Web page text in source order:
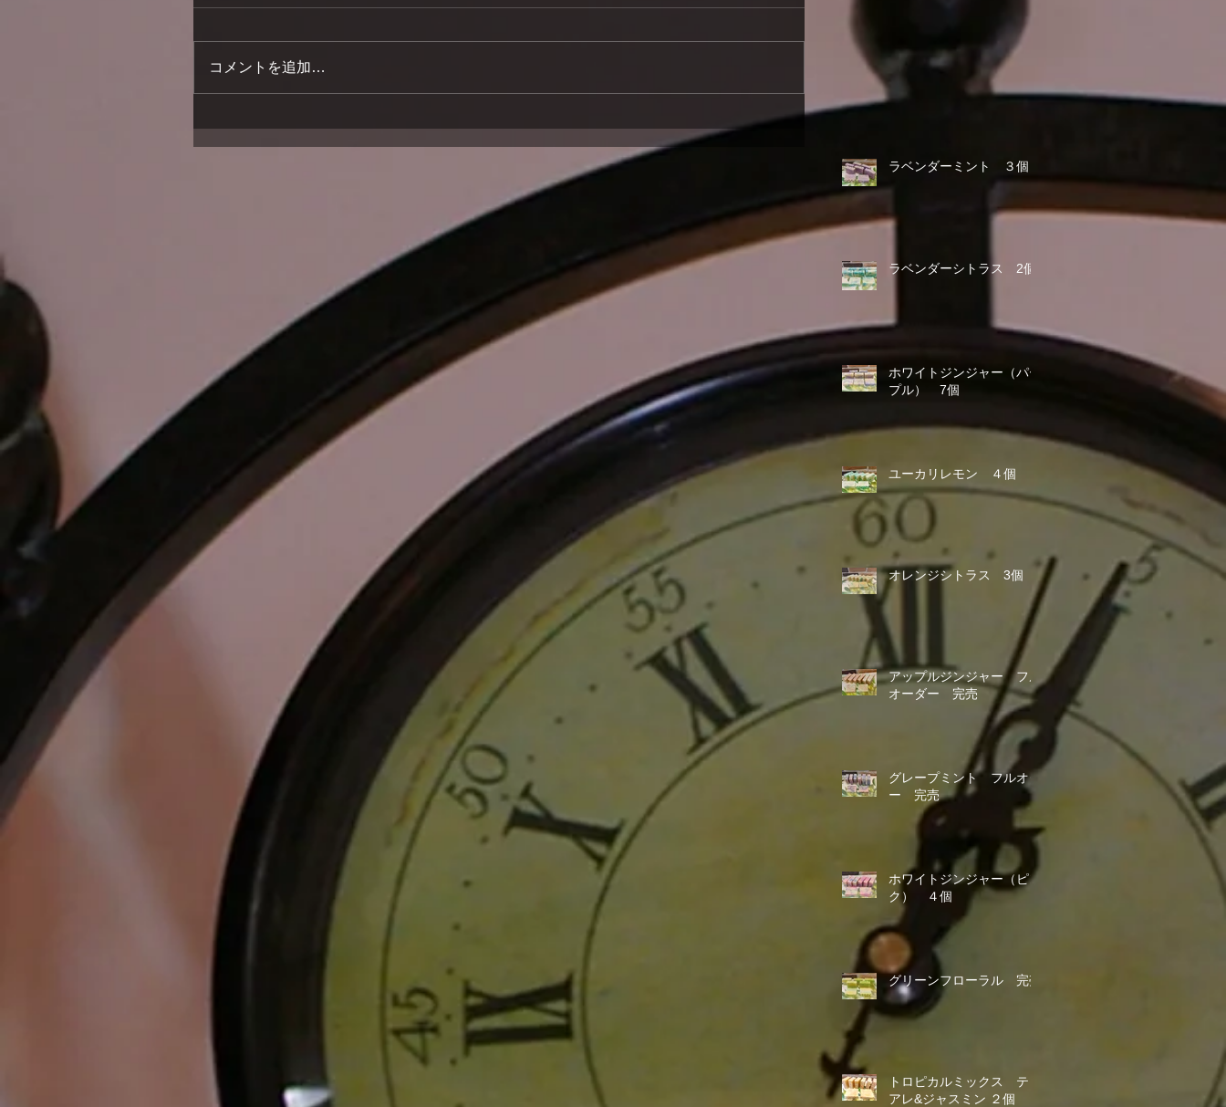
コメントを追加…
ラベンダーミント ３個
ラベンダーシトラス 2個
ホワイトジンジャー（パー
プル） 7個
ユーカリレモン ４個
オレンジシトラス 3個
アップルジンジャー フル
オーダー 完売
グレープミント フルオダ
ー 完売
ホワイトジンジャー（ピン
ク） ４個
グリーンフローラル 完売
トロピカルミックス ティ
アレ&ジャスミン ２個